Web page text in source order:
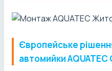
Європейське
автомийки AQUATEC